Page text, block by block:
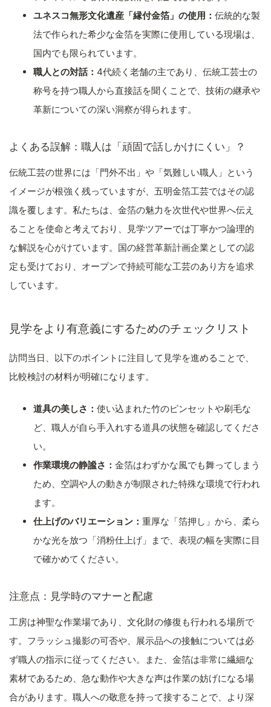
ユネスコ無形文化遺産「縁付金箔」の使用： 伝統的な製
法で作られた希少な金箔を実際に使用している現場は、
国内でも限られています。
職人との対話： 4代続く老舗の主であり、伝統工芸士の
称号を持つ職人から直接話を聞くことで、技術の継承や
革新についての深い洞察が得られます。
よくある誤解：職人は「頑固で話しかけにくい」？
伝統工芸の世界には「門外不出」や「気難しい職人」という
イメージが根強く残っていますが、五明金箔工芸ではその認
識を覆します。私たちは、金箔の魅力を次世代や世界へ伝え
ることを使命と考えており、見学ツアーでは丁寧かつ論理的
な解説を心がけています。国の経営革新計画企業としての認
定も受けており、オープンで持続可能な工芸のあり方を追求
しています。
見学をより有意義にするためのチェックリスト
訪問当日、以下のポイントに注目して見学を進めることで、
比較検討の材料が明確になります。
道具の美しさ： 使い込まれた竹のピンセットや刷毛な
ど、職人が自ら手入れする道具の状態を確認してくださ
い。
作業環境の静謐さ： 金箔はわずかな風でも舞ってしまう
ため、空調や人の動きが制限された特殊な環境で行われ
ます。
仕上げのバリエーション： 重厚な「箔押し」から、柔ら
かな光を放つ「消粉仕上げ」まで、表現の幅を実際に目
で確かめてください。
注意点：見学時のマナーと配慮
工房は神聖な作業場であり、文化財の修復も行われる場所で
す。フラッシュ撮影の可否や、展示品への接触については必
ず職人の指示に従ってください。また、金箔は非常に繊細な
素材であるため、急な動作や大きな声は作業の妨げになる場
合があります。職人への敬意を持って接することで、より深